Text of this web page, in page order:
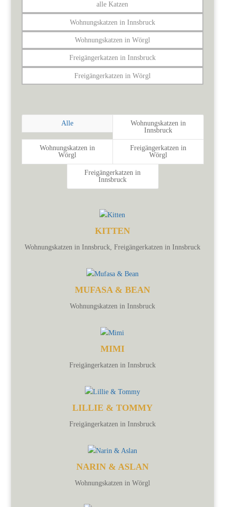
alle Katzen
Wohnungskatzen in Innsbruck
Wohnungskatzen in Wörgl
Freigängerkatzen in Innsbruck
Freigängerkatzen in Wörgl
Alle
Wohnungskatzen in
Innsbruck
Wohnungskatzen in
Wörgl
Freigängerkatzen in
Wörgl
Freigängerkatzen in
Innsbruck
KITTEN
Wohnungskatzen in Innsbruck, Freigängerkatzen in Innsbruck
MUFASA & BEAN
Wohnungskatzen in Innsbruck
MIMI
Freigängerkatzen in Innsbruck
LILLIE & TOMMY
Freigängerkatzen in Innsbruck
NARIN & ASLAN
Wohnungskatzen in Wörgl